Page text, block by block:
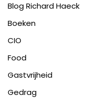
Blog Richard Haeck
Boeken
CIO
Food
Gastvrijheid
Gedrag